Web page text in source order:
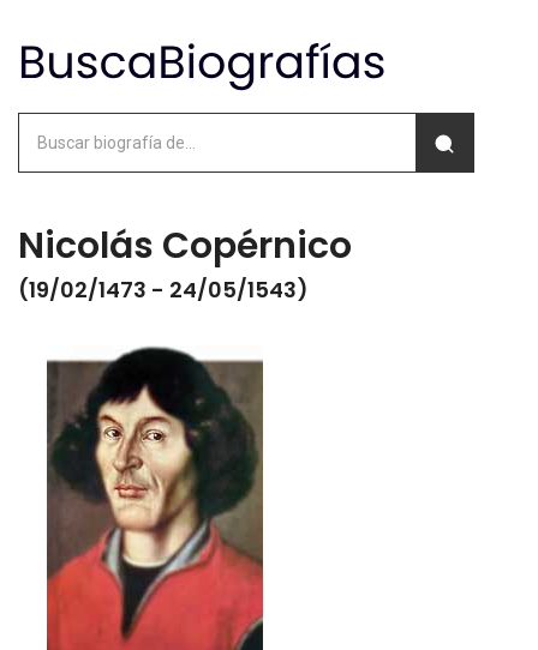
Nicolás Copérnico
(19/02/1473 - 24/05/1543)